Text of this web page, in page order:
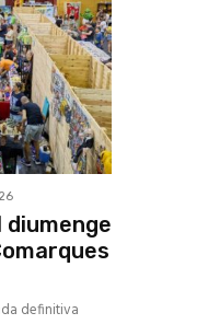
diumenge
definitiva